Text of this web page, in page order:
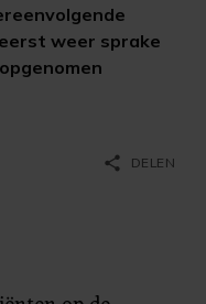
weer sprake
share DELEN